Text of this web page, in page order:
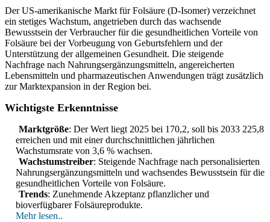
Der US-amerikanische Markt für Folsäure (D-Isomer) verzeichnet
ein stetiges Wachstum, angetrieben durch das wachsende
Bewusstsein der Verbraucher für die gesundheitlichen Vorteile von
Folsäure bei der Vorbeugung von Geburtsfehlern und der
Unterstützung der allgemeinen Gesundheit. Die steigende
Nachfrage nach Nahrungsergänzungsmitteln, angereicherten
Lebensmitteln und pharmazeutischen Anwendungen trägt zusätzlich
zur Marktexpansion in der Region bei.
Wichtigste Erkenntnisse
Marktgröße: Der Wert liegt 2025 bei 170,2, soll bis 2033 225,8
erreichen und mit einer durchschnittlichen jährlichen
Wachstumsrate von 3,6 % wachsen.
Wachstumstreiber: Steigende Nachfrage nach personalisierten
Nahrungsergänzungsmitteln und wachsendes Bewusstsein für die
gesundheitlichen Vorteile von Folsäure.
Trends: Zunehmende Akzeptanz pflanzlicher und
bioverfügbarer Folsäureprodukte.
Mehr lesen..